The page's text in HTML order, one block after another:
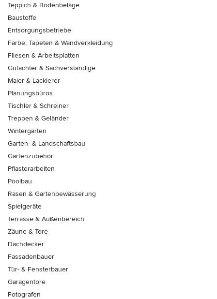
Teppich & Bodenbeläge
Baustoffe
Entsorgungsbetriebe
Farbe, Tapeten & Wandverkleidung
Fliesen & Arbeitsplatten
Gutachter & Sachverständige
Maler & Lackierer
Planungsbüros
Tischler & Schreiner
Treppen & Geländer
Wintergärten
Garten- & Landschaftsbau
Gartenzubehör
Pflasterarbeiten
Poolbau
Rasen & Gartenbewässerung
Spielgeräte
Terrasse & Außenbereich
Zäune & Tore
Dachdecker
Fassadenbauer
Tür- & Fensterbauer
Garagentore
Fotografen